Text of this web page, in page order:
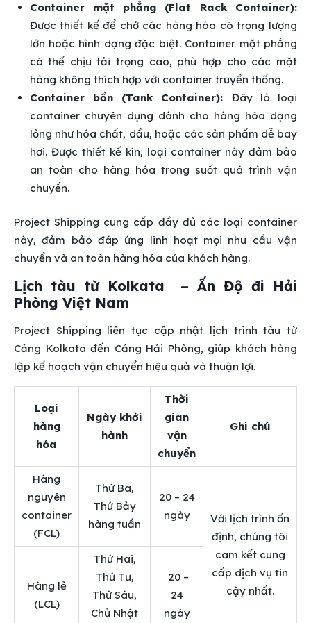
Container mặt phẳng (Flat Rack Container):
Được thiết kế để chở các hàng hóa có trọng lượng
lớn hoặc hình dạng đặc biệt. Container mặt phẳng
có thể chịu tải trọng cao, phù hợp cho các mặt
hàng không thích hợp với container truyền thống.
Container bồn (Tank Container): Đây là loại
container chuyên dụng dành cho hàng hóa dạng
lỏng như hóa chất, dầu, hoặc các sản phẩm dễ bay
hơi. Được thiết kế kín, loại container này đảm bảo
an toàn cho hàng hóa trong suốt quá trình vận
chuyển.
Project Shipping cung cấp đầy đủ các loại container
này, đảm bảo đáp ứng linh hoạt mọi nhu cầu vận
chuyển và an toàn hàng hóa của khách hàng.
Lịch tàu từ Kolkata – Ấn Độ đi Hải
Phòng Việt Nam
Project Shipping liên tục cập nhật lịch trình tàu từ
Cảng Kolkata đến Cảng Hải Phòng, giúp khách hàng
lập kế hoạch vận chuyển hiệu quả và thuận lợi.
Loại
hàng
hóa
Ngày khởi
hành
Thời
gian
vận
chuyển
Ghi chú
Hàng
nguyên
container
(FCL)
Thứ Ba,
Thứ Bảy
hàng tuần
20 – 24
ngày
Với lịch trình ổn
định, chúng tôi
cam kết cung
cấp dịch vụ tin
cậy nhất.
Hàng lẻ
(LCL)
Thứ Hai,
Thứ Tư,
Thứ Sáu,
Chủ Nhật
20 –
24
ngày